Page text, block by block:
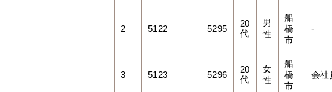
2 5122 5295
20
代
男
性
船
橋
市
-
3 5123 5296
20
代
女
性
船
橋
市
会社